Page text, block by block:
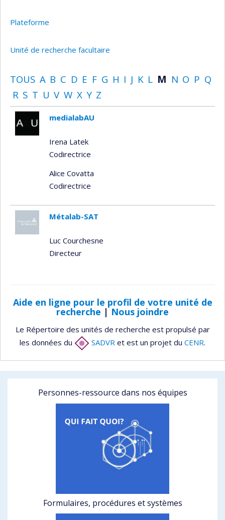
Plateforme
Unité de recherche facultaire
TOUS A B C D E F G H I J K L M N O P Q
R S T U V W X Y Z
medialabAU
Irena Latek
Codirectrice
Alice Covatta
Codirectrice
Métalab-SAT
Luc Courchesne
Directeur
Aide en ligne pour le profil de votre unité de
recherche | Nous joindre
Le Répertoire des unités de recherche est propulsé par
les données du
SADVR et est un projet du CENR.
Personnes-ressource dans nos équipes
Formulaires, procédures et systèmes